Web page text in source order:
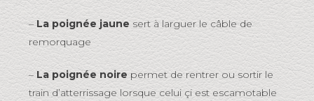
–La poignée jaune sert à larguer le câble de
remorquage
– La poignée noirepermet de rentrer ou sortir le
train d’atterrissage lorsque celui çi est escamotable